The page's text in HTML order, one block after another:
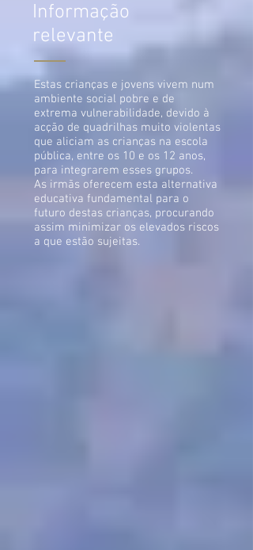
Informação
relevante
Estas crianças e jovens vivem num
ambiente social pobre e de
extrema vulnerabilidade, devido à
acção de quadrilhas muito violentas
que aliciam as crianças na escola
pública, entre os 10 e os 12 anos,
para integrarem esses grupos.
As irmãs oferecem esta alternativa
educativa fundamental para o
futuro destas crianças, procurando
assim minimizar os elevados riscos
a que estão sujeitas.